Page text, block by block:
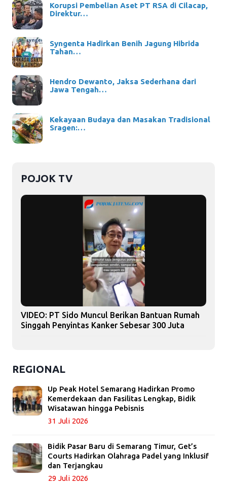
Korupsi Pembelian Aset PT RSA di Cilacap,
Direktur…
Syngenta Hadirkan Benih Jagung Hibrida
Tahan…
Hendro Dewanto, Jaksa Sederhana dari
Jawa Tengah…
Kekayaan Budaya dan Masakan Tradisional
Sragen:…
POJOK TV
VIDEO: PT Sido Muncul Berikan Bantuan Rumah
Singgah Penyintas Kanker Sebesar 300 Juta
REGIONAL
Up Peak Hotel Semarang Hadirkan Promo
Kemerdekaan dan Fasilitas Lengkap, Bidik
Wisatawan hingga Pebisnis
31 Juli 2026
Bidik Pasar Baru di Semarang Timur, Get’s
Courts Hadirkan Olahraga Padel yang Inklusif
dan Terjangkau
29 Juli 2026